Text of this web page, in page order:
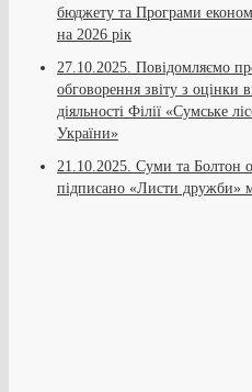
бюджету та Програми
на 2026 рік
27.10.2025. Повідомляємо
обговорення звіту з оцінки
діяльності Філії «Сумське
України»
21.10.2025. Суми та Болтон
підписано «Листи дружби»